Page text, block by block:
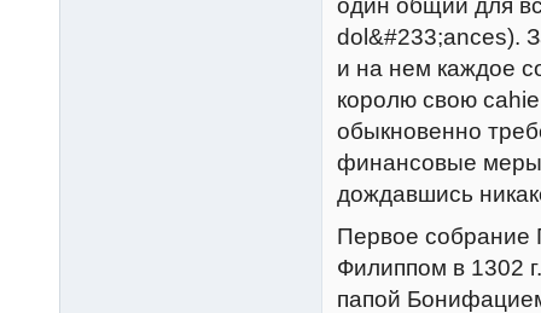
один общий для
dol&#233;ances).
и на нем каждое
королю свою
обыкновенно
финансовые
дождавшись
Первое собрание
Филиппом в 1302
папой